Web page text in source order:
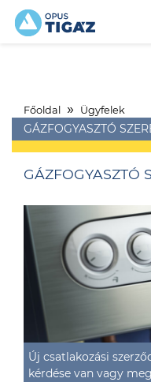
Főoldal Ügyfelek
GÁZFOGYASZTÓ
GÁZFOGYASZTÓ
Új csatlakozási
kérdése van vagy